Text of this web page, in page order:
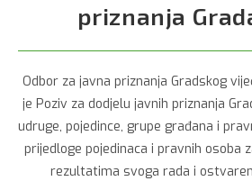
priznanja
Odbor za javna priznanja Gradskog
je Poziv za dodjelu javnih priznanja
udruge, pojedince, grupe građana i
prijedloge pojedinaca i pravnih osoba
rezultatima svoga rada i